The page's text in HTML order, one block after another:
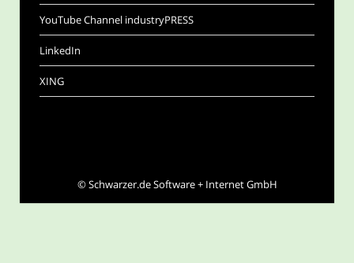
YouTube Channel industryPRESS
LinkedIn
XING
©Schwarzer.de Software + Internet GmbH